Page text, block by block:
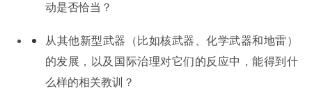
动是否恰当？
从其他新型武器（比如核武器、化学武器和地雷）
的发展，以及国际治理对它们的反应中，能得到什
么样的相关教训？